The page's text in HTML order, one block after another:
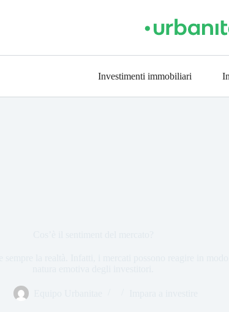
Investimenti immobiliari